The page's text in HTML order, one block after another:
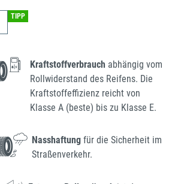
TIPP
Kraftstoffverbrauch abhängig vom
Rollwiderstand des Reifens. Die
Kraftstoffeffizienz reicht von
Klasse A (beste) bis zu Klasse E.
Nasshaftung für die Sicherheit im
Straßenverkehr.